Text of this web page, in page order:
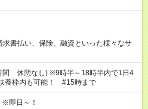
求書払い、保険、融資といった様々なサ
間 休憩なし) ※9時半～18時半内で1日4
養枠内も可能！ #15時まで
即日～！